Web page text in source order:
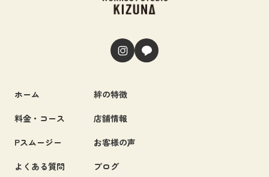
ホーム
絆の特徴
料金・コース
店舗情報
Pスムージー
お客様の声
よくある質問
ブログ